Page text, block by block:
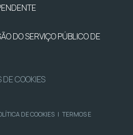
DO SERVIÇO PÚBLICO DE
COOKIES
DE COOKIES | TERMOS E